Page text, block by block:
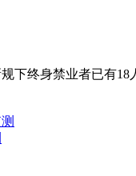
下终身禁业者已有18